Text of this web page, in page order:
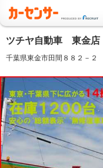
ツチヤ自動車 東金店
千葉県東金市田間８８２－２